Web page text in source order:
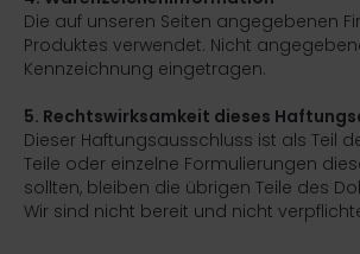
Die auf unseren Seiten angegebenen
Produktes verwendet. Nicht
Kennzeichnung eingetragen.
5. Rechtswirksamkeit dieses
Dieser Haftungsausschluss ist als Teil
Teile oder einzelne Formulierungen
sollten, bleiben die übrigen Teile des
Wir sind nicht bereit und nicht